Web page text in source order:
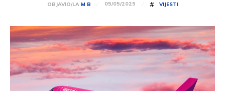
OBJAVIO/LA M B 05/05/2025 # VIJESTI